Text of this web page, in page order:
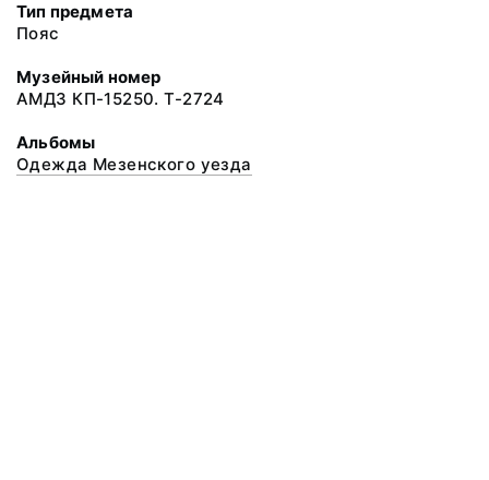
Тип предмета
Пояс
Музейный номер
АМДЗ КП-15250. Т-2724
Альбомы
Одежда Мезенского уезда